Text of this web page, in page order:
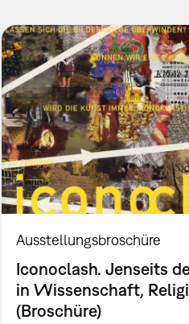
Ausstellungsbroschüre
Iconoclash. Jenseits
in Wissenschaft,
(Broschüre)